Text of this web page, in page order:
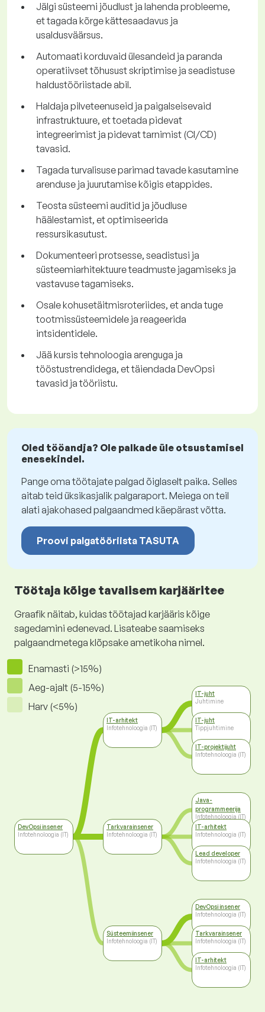
Jälgi süsteemi jõudlust ja lahenda probleeme,
et tagada kõrge kättesaadavus ja
usaldusväärsus.
Automaati korduvaid ülesandeid ja paranda
operatiivset tõhusust skriptimise ja seadistuse
haldustööriistade abil.
Haldaja pilveteenuseid ja paigalseisevaid
infrastruktuure, et toetada pidevat
integreerimist ja pidevat tarnimist (CI/CD)
tavasid.
Tagada turvalisuse parimad tavade kasutamine
arenduse ja juurutamise kõigis etappides.
Teosta süsteemi auditid ja jõudluse
häälestamist, et optimiseerida
ressursikasutust.
Dokumenteeri protsesse, seadistusi ja
süsteemiarhitektuure teadmuste jagamiseks ja
vastavuse tagamiseks.
Osale kohusetäitmisroteriides, et anda tuge
tootmissüsteemidele ja reageerida
intsidentidele.
Jää kursis tehnoloogia arenguga ja
tööstustrendidega, et täiendada DevOpsi
tavasid ja tööriistu.
Oled tööandja? Ole palkade üle otsustamisel
enesekindel.
Pange oma töötajate palgad õiglaselt paika. Selles
aitab teid üksikasjalik palgaraport. Meiega on teil
alati ajakohased palgaandmed käepärast võtta.
Proovi palgatööriista TASUTA
Töötaja kõige tavalisem karjääritee
Graafik näitab, kuidas töötajad karjääris kõige
sagedamini edenevad. Lisateabe saamiseks
palgaandmetega klõpsake ametikoha nimel.
Enamasti (>15%)
Aeg-ajalt (5-15%)
Harv (<5%)
DevOpsi insener
Infotehnoloogia (IT)
IT-arhitekt
Infotehnoloogia (IT)
Tarkvarainsener
Infotehnoloogia (IT)
Süsteemiinsener
Infotehnoloogia (IT)
IT-juht
Juhtimine
IT-juht
Tippjuhtimine
IT-projektijuht
Infotehnoloogia (IT)
Java-
programmeerija
Infotehnoloogia (IT)
IT-arhitekt
Infotehnoloogia (IT)
Lead developer
Infotehnoloogia (IT)
DevOpsi insener
Infotehnoloogia (IT)
Tarkvarainsener
Infotehnoloogia (IT)
IT-arhitekt
Infotehnoloogia (IT)